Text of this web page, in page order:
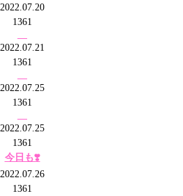
2022.07.20
1361
2022.07.21
1361
2022.07.25
1361
2022.07.25
1361
今日も❣️
2022.07.26
1361